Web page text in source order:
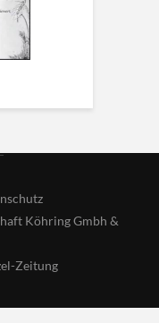
Köhring Gmbh &
Zeitung